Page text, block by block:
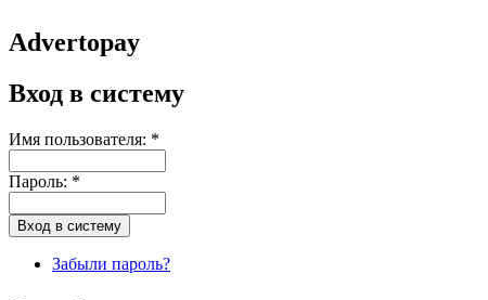
Advertopay
Вход в систему
Имя пользователя: *
Пароль: *
Забыли пароль?